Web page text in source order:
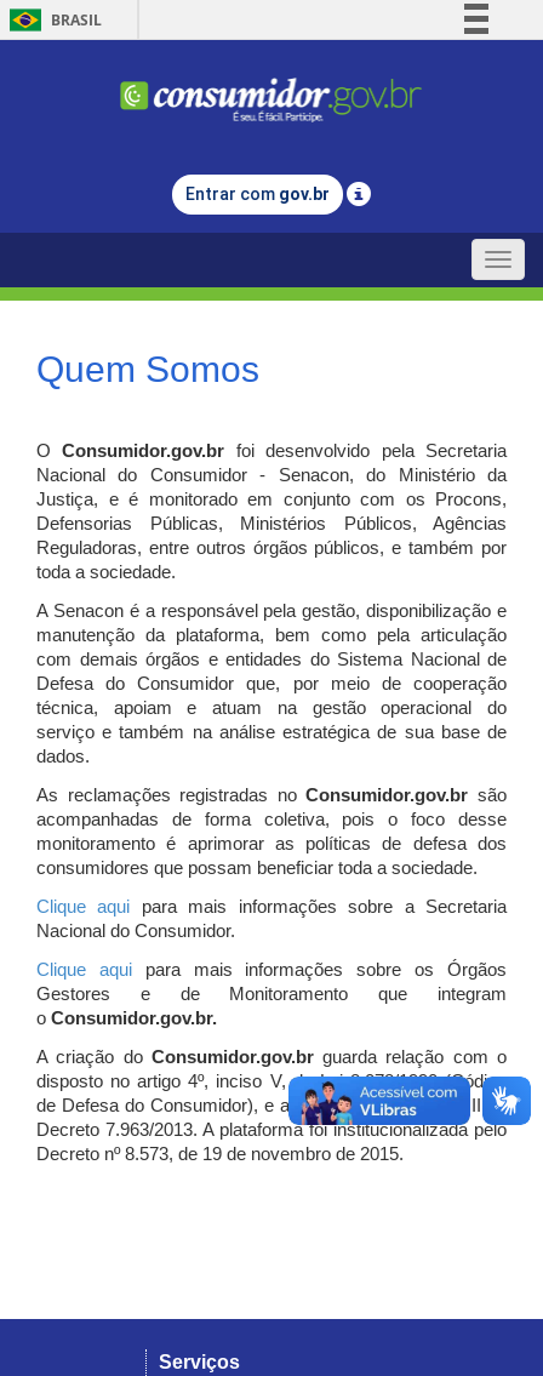
BRASIL
Comunica BR
Legislação
Entrar com gov.br
Toggle
Quem Somos
OConsumidor.gov.br
foi desenvolvido pela Secretaria
Nacional do Consumidor - Senacon, do Ministério da
Justiça, e é monitorado em conjunto com os Procons,
Defensorias Públicas, Ministérios Públicos, Agências
Reguladoras, entre outros órgãos públicos, e também por
toda a sociedade.
A Senacon é a responsável pela gestão, disponibilização e
manutenção da plataforma, bem como pela articulação
com demais órgãos e entidades do Sistema Nacional de
Defesa do Consumidor que, por meio de cooperação
técnica, apoiam e atuam na gestão operacional do
serviço e também na análise estratégica de sua base de
dados.
As reclamações registradas noConsumidor.gov.br são
acompanhadas de forma coletiva, pois o foco desse
monitoramento é aprimorar as políticas de defesa dos
consumidores que possam beneficiar toda a sociedade.
Clique aqui para mais informações sobre a Secretaria
Nacional do Consumidor.
Clique aquipara mais informações sobre os Órgãos
Gestores e de Monitoramento que integram
o Consumidor.gov.br.
A criação do Consumidor.gov.brguarda relação com o
disposto no artigo 4º, inciso V, da Lei 8.078/1990 (Código
de Defesa do Consumidor), e artigo 7º, incisos I, II e III do
Decreto 7.963/2013. A plataforma foi institucionalizada pelo
Decreto nº 8.573, de 19 de novembro de 2015.
Serviços